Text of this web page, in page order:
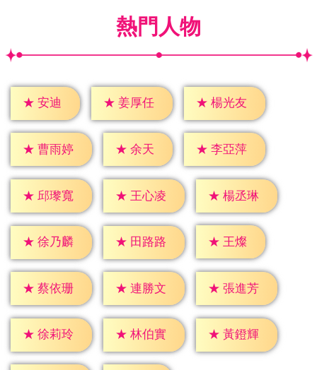
熱門人物
★ 安迪 ★ 姜厚任 ★ 楊光友
★ 曹雨婷 ★ 余天 ★ 李亞萍
★ 邱瓈寬 ★ 王心凌 ★ 楊丞琳
★ 徐乃麟 ★ 田路路 ★ 王燦
★ 蔡依珊 ★ 連勝文 ★ 張進芳
★ 徐莉玲 ★ 林伯實 ★ 黃鐙輝